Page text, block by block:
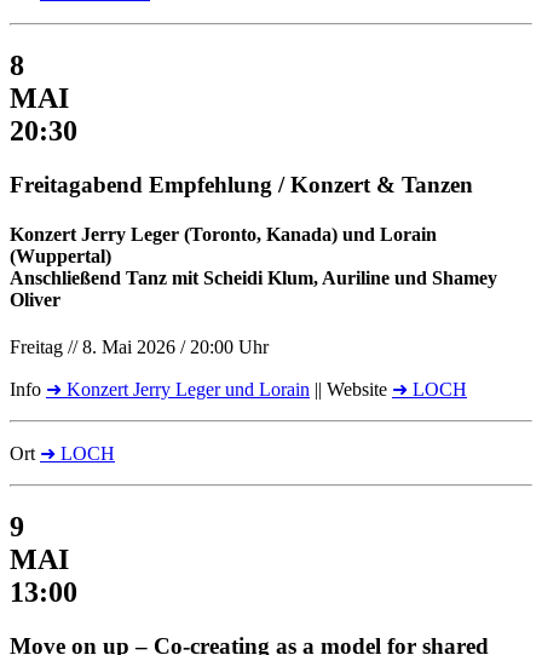
8
MAI
20:30
Freitagabend Empfehlung / Konzert & Tanzen
Konzert Jerry Leger (Toronto, Kanada) und Lorain
(Wuppertal)
Anschließend Tanz mit Scheidi Klum, Auriline und Shamey
Oliver
Freitag // 8. Mai 2026 / 20:00 Uhr
Info ➜ Konzert Jerry Leger und Lorain || Website ➜ LOCH
Ort ➜ LOCH
9
MAI
13:00
Move on up – Co-creating as a model for shared